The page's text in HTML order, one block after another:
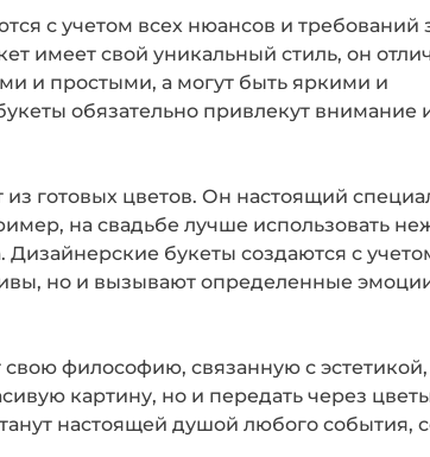
с учетом всех нюансов и требований
имеет свой уникальный стиль, он
и простыми, а могут быть яркими и
обязательно привлекут внимание и
готовых цветов. Он настоящий
на свадьбе лучше использовать
букеты создаются с
но и вызывают определенные
философию, связанную с эстетикой,
картину, но и передать через
настоящей душой любого события,